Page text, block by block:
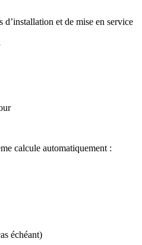
d’installation et de mise en service
calcule automatiquement :
échéant)